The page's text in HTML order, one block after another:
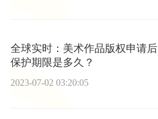
全球实时：美术作品版权申请后
保护期限是多久？
2023-07-02 03:20:05